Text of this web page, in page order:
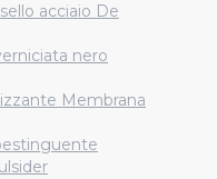
acciaio De
nero
Membrana